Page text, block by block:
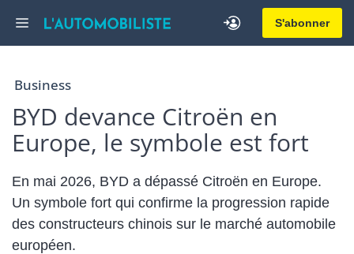
S'abonner
Menu
Business
BYD devance Citroën en
Europe, le symbole est fort
En mai 2026, BYD a dépassé Citroën en Europe.
Un symbole fort qui confirme la progression rapide
des constructeurs chinois sur le marché automobile
européen.